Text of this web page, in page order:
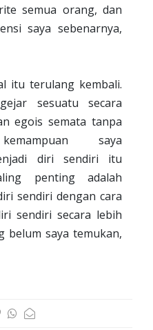
semua orang, dan
saya sebenarnya,
itu terulang kembali.
sesuatu secara
egois semata tanpa
saya
diri sendiri itu
penting adalah
sendiri dengan cara
sendiri secara lebih
belum saya temukan,